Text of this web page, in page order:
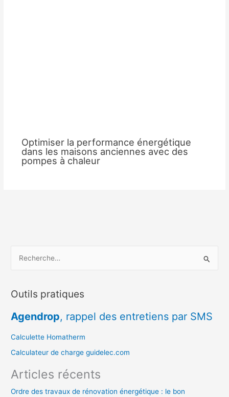
Optimiser la performance énergétique
dans les maisons anciennes avec des
pompes à chaleur
h
r
c
h
r
Outils pratiques
Agendrop, rappel des entretiens par SMS
Calculette Homatherm
Calculateur de charge guidelec.com
Articles récents
Ordre des travaux de rénovation énergétique : le bon